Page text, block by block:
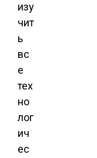
изу
чит
ь
вс
е
тех
но
лог
ич
ес